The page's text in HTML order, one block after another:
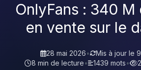
OnlyFans : 340
en vente sur le
28 mai 2026• Mis à jour le
8 min de lecture• 1439 mots•